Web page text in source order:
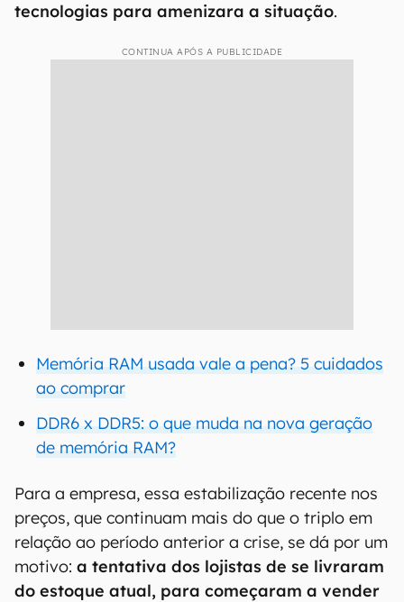
tecnologias para amenizara a situação.
CONTINUA APÓS A PUBLICIDADE
Memória RAM usada vale a pena? 5 cuidados
ao comprar
DDR6 x DDR5: o que muda na nova geração
de memória RAM?
Para a empresa, essa estabilização recente nos
preços, que continuam mais do que o triplo em
relação ao período anterior a crise, se dá por um
motivo: a tentativa dos lojistas de se livraram
do estoque atual, para começaram a vender